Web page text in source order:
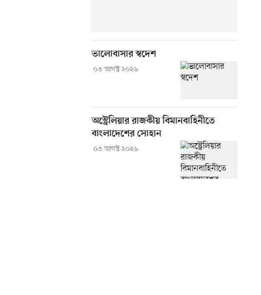
ভালোবাসার স্বদেশ
০৩ আগস্ট ২০২৬
অস্ট্রেলিয়ার রাজকীয় বিমানবাহিনীতে
বাংলাদেশের সোহান
০৩ আগস্ট ২০২৬